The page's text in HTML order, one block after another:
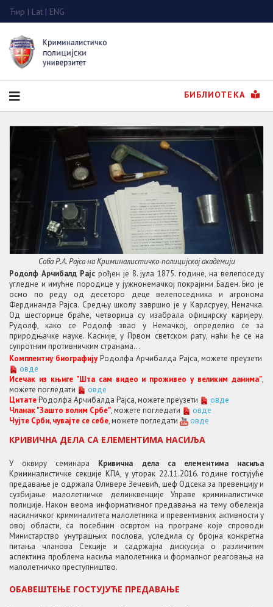
Ћир | Lat | ENG
БИБЛИОТЕКА
Соба Р.А. Рајса на Криминалистичко-полицијској академији
Родолф Арчибалд Рајсрођен је 8. јула 1875. године, на велепоседу
угледне и имућне породице у јужнонемачкој покрајини Баден. Био је
осмо по реду од десеторо деце велепоседника и агронома
Фердинанда Рајса. Средњу школу завршио је у Карлсруеу, Немачка.
Од шесторице браће, четворица су изабрала официрску каријеру.
Рудолф, како се Родолф звао у Немачкој, определио се за
природњачке науке. Касније, у Првом светском рату, наћи ће се на
супротним противничким странама...
Комплентну биографијуРодолфа Арчибалда Рајса, можете преузети
овде
Исечак из књиге "Шта сам видео и проживео у великим данима",
можете погледати
овде
ЦитатеРодолфа Арчибалда Рајса, можете преузети
овде
Чланак "Зашто волим Србе", можете погледати
овде
Чујте Срби, чувајте се себе, можете погледати овде
КРИВИЧНА ДЕЛА СА ЕЛЕМЕНТИМА НАСИЉА
У оквиру семинара Кривична дела са елементима насиља
Криминалистичке секције КПА, у уторак 22.11.2016. године гостујуће
предавање је одржала Оливере Зечевић, шеф Одсека за превенцију и
сузбијање малолетничке делинквенције Управе криминалистичке
полиције. Након веома информативног предавања на тему обележја
насилничког криминалитета малолетника и превентивних активности у
овој области, са посебним освртом на програме које спроводи
Министарство унутрашњих послова, уследила су бројна конкретна
питања чланова Секције и садржајна дискусија о различитим
аспектима проблема насиља малолетника и формалног реаговања на
малолетничко преступништво.
OБАВЕШТЕЊЕ ГОСТУЈУЋЕ ПРЕДАВАЊЕ